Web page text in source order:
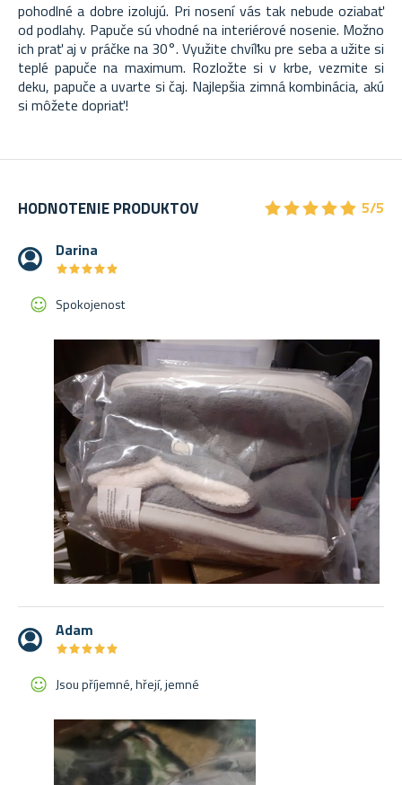
pohodlné a dobre izolujú. Pri nosení vás tak nebude oziabať
od podlahy. Papuče sú vhodné na interiérové nosenie. Možno
ich prať aj v práčke na 30°. Využite chvíľku pre seba a užite si
teplé papuče na maximum. Rozložte si v krbe, vezmite si
deku, papuče a uvarte si čaj. Najlepšia zimná kombinácia, akú
si môžete dopriať!
HODNOTENIE PRODUKTOV ★★★★★
★★★★★ 5/5
Darina
★★★★★
★★★★★
Spokojenost
Adam
★★★★★
★★★★★
Jsou příjemné, hřejí, jemné